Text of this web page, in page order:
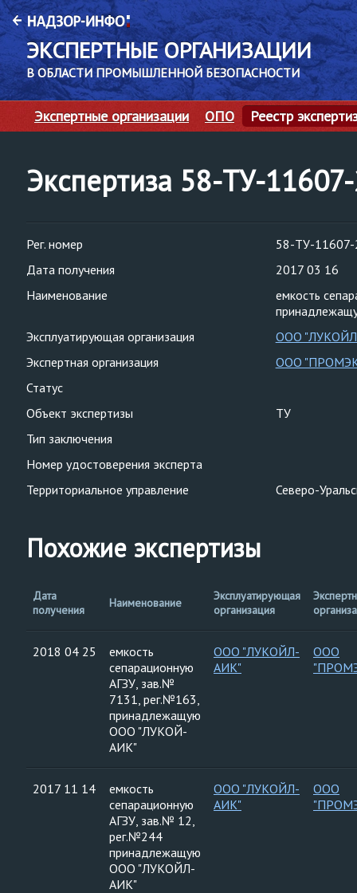
ЭКСПЕРТНЫЕ ОРГАНИЗАЦИИ
В ОБЛАСТИ ПРОМЫШЛЕННОЙ БЕЗОПАСНОСТИ
Экспертные организации ОПО Реестр
Экспертиза 58-ТУ-
Рег. номер
58-ТУ-
Дата получения
2017 03 16
Наименование
емкость
Эксплуатирующая организация
ООО
Экспертная организация
ООО
Статус
Объект экспертизы
ТУ
Тип заключения
Номер удостоверения эксперта
Территориальное управление
Северо-
Похожие экспертизы
Дата
получения
Наименование
Эксплуатирующая
организация
2018 04 25
емкость
сепарационную
АГЗУ, зав.№
7131, рег.№163,
принадлежащую
ООО "ЛУКОЙ-
АИК"
ООО "ЛУКОЙЛ-
АИК"
ООО
2017 11 14
емкость
сепарационную
АГЗУ, зав.№ 12,
рег.№244
принадлежащую
ООО "ЛУКОЙЛ-
АИК"
ООО "ЛУКОЙЛ-
АИК"
ООО